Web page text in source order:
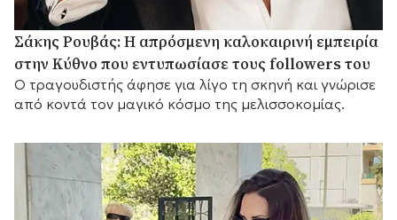
Σάκης Ρουβάς: Η απρόσμενη καλοκαιρινή εμπειρία
στην Κύθνο που εντυπωσίασε τους followers του
Ο τραγουδιστής άφησε για λίγο τη σκηνή και γνώρισε
από κοντά τον μαγικό κόσμο της μελισσοκομίας.